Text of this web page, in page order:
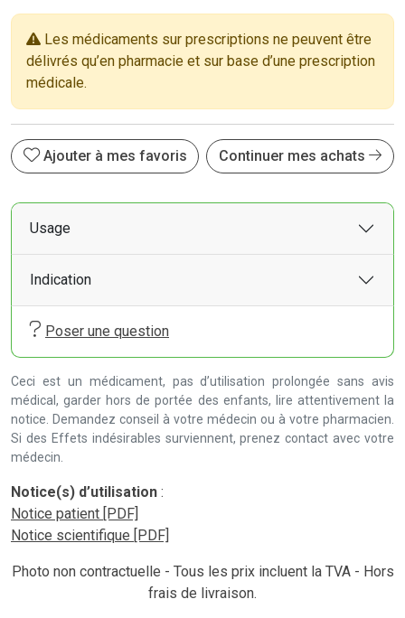
Les médicaments sur prescriptions ne peuvent être
délivrés qu’en pharmacie et sur base d’une prescription
médicale.
Ajouter à mes favoris Continuer mes achats
Usage
Indication
Poser une question
Ceci est un médicament, pas d’utilisation prolongée sans avis
médical, garder hors de portée des enfants, lire attentivement la
notice. Demandez conseil à votre médecin ou à votre pharmacien.
Si des Effets indésirables surviennent, prenez contact avec votre
médecin.
Notice(s) d’utilisation :
Notice patient [PDF]
Notice scientifique [PDF]
Photo non contractuelle - Tous les prix incluent la TVA - Hors
frais de livraison.